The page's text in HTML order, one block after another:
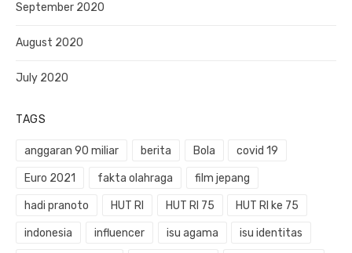
September 2020
August 2020
July 2020
TAGS
anggaran 90 miliar berita Bola covid 19
Euro 2021 fakta olahraga film jepang
hadi pranoto HUT RI HUT RI 75 HUT RI ke 75
indonesia influencer isu agama isu identitas